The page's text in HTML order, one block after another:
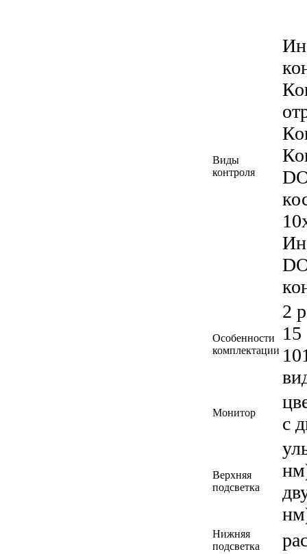
Виды
контроля
Особенности
комплектации
2
15
Монитор
с
Верхняя
подсветка
Нижняя
подсветка